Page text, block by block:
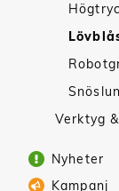
Verktyg
Nyheter
Kampanj